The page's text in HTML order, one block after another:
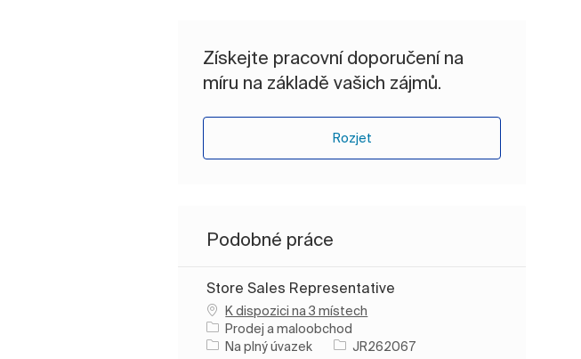
Získejte pracovní doporučení na
míru na základě vašich zájmů.
Rozjet
Podobné práce
Store Sales Representative
K dispozici na 3 místech
Kategorie
Prodej a maloobchod
Typ úlohy
Na plný úvazek ID úlohy
JR262067